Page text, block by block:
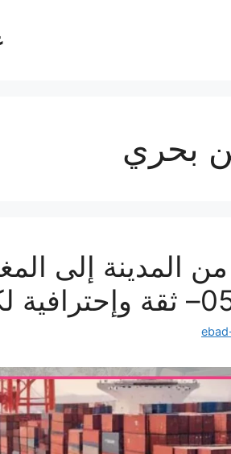
بحري
المدينة إلى
شحنة